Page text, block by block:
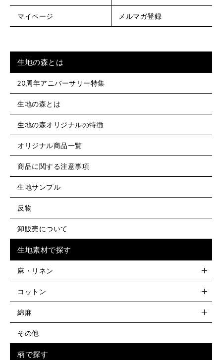
マイページ メルマガ登録
生地の森とは
20周年アニバーサリー特集
生地の森とは
生地の森オリジナルの特徴
オリジナル商品一覧
商品に関する注意事項
生地サンプル
反物
卸販売について
生地素材で探す
麻・リネン
コットン
綿麻
その他
柄で探す